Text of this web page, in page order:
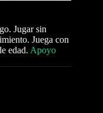
Jugar sin
Juega con
edad. Apoyo